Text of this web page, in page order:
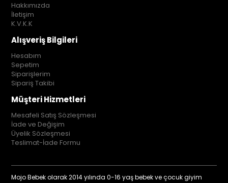
Hakkımızda
İletişim
K.V.K.K
Alışveriş Bilgileri
Hesabım
Sepetim
Siparişlerim
Sipariş Takibi
Müşteri Hizmetleri
Mesafeli Satış Sözleşmesi
İade ve Değişim
Üyelik Sözleşmesi
Teslimat-İade Formu
Mojo Bebek olarak 2014 yılında 0-16 yaş bebek ve çocuk giyim